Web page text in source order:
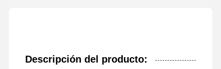
Descripción del producto: